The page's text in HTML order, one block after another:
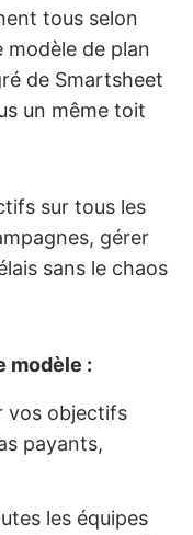
tous selon
modèle de plan
de Smartsheet
un même toit
sur tous les
gérer
sans le chaos
modèle :
vos objectifs
payants,
les équipes